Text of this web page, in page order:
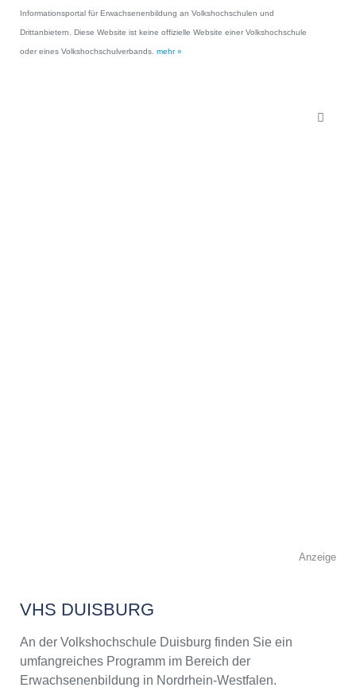
Informationsportal für Erwachsenenbildung an Volkshochschulen und
Drittanbietern. Diese Website ist keine offizielle Website einer Volkshochschule
oder eines Volkshochschulverbands. mehr »
Anzeige
VHS DUISBURG
An der Volkshochschule Duisburg finden Sie ein
umfangreiches Programm im Bereich der
Erwachsenenbildung in Nordrhein-Westfalen.